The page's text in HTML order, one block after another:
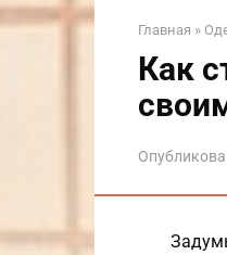
Главная »
Как